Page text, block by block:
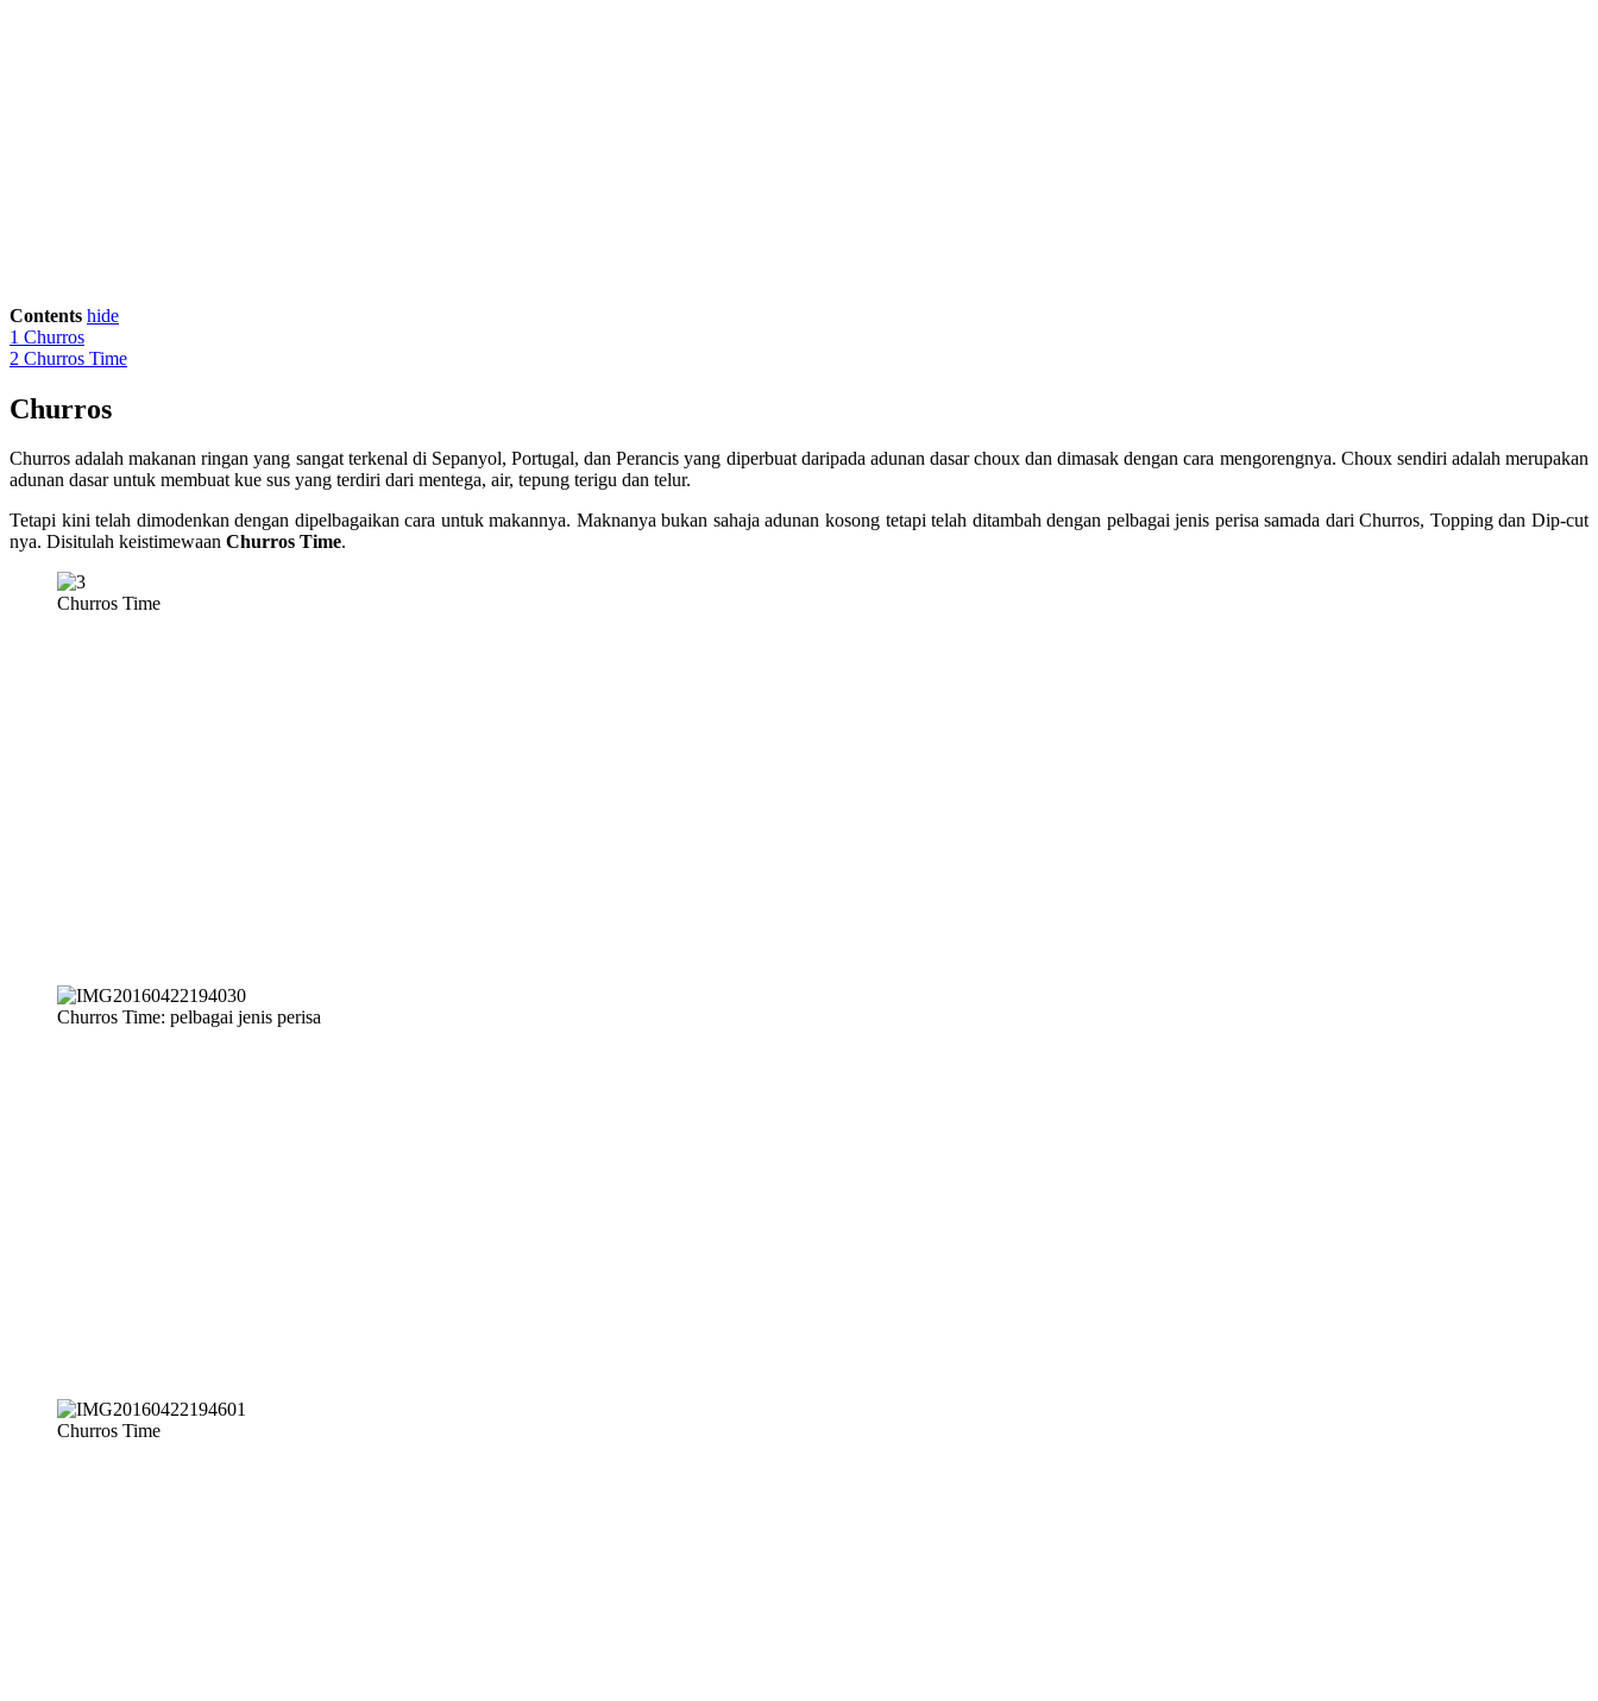
Contents hide
1 Churros
2 Churros Time
Churros
Churros adalah makanan ringan yang sangat terkenal di Sepanyol, Portugal, dan Perancis yang diperbuat daripada adunan dasar choux dan dimasak dengan cara mengorengnya. Choux sendiri adalah merupakan
adunan dasar untuk membuat kue sus yang terdiri dari mentega, air, tepung terigu dan telur.
Tetapi kini telah dimodenkan dengan dipelbagaikan cara untuk makannya. Maknanya bukan sahaja adunan kosong tetapi telah ditambah dengan pelbagai jenis perisa samada dari Churros, Topping dan Dip-cut
nya. Disitulah keistimewaan Churros Time.
Churros Time
Churros Time: pelbagai jenis perisa
Churros Time